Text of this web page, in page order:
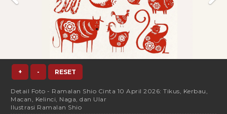
+ - RESET
Detail Foto - Ramalan Shio Cinta 10 April 2026: Tikus, Kerbau,
Macan, Kelinci, Naga, dan Ular
Ilustrasi Ramalan Shio